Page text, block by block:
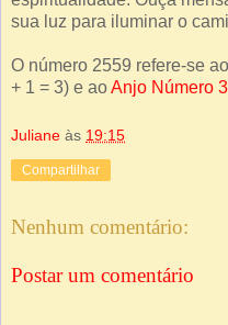
sua luz para iluminar o
O número 2559 refere-se
+ 1 = 3) e aoAnjo Número 3
Juliane às 19:15
Compartilhar
Nenhum comentário:
Postar um comentário